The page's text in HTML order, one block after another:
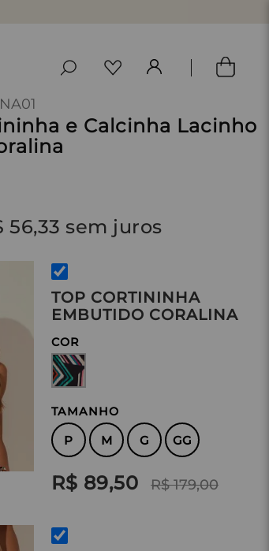
e Calcinha Lacinho
56,33 sem juros
TOP CORTININHA
EMBUTIDO CORALINA
COR
TAMANHO
P M G GG
R$ 89,50 R$ 179,00